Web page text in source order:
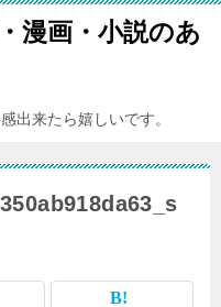
漫画・小説のあ
出来たら嬉しいです。